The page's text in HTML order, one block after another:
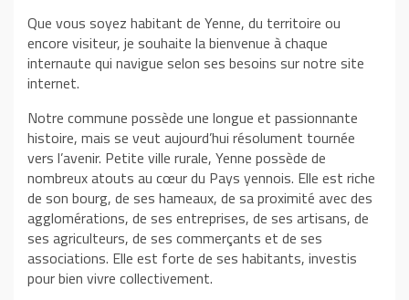
Que vous soyez habitant de Yenne, du territoire ou
encore visiteur, je souhaite la bienvenue à chaque
internaute qui navigue selon ses besoins sur notre site
internet.
Notre commune possède une longue et passionnante
histoire, mais se veut aujourd’hui résolument tournée
vers l’avenir. Petite ville rurale, Yenne possède de
nombreux atouts au cœur du Pays yennois. Elle est riche
de son bourg, de ses hameaux, de sa proximité avec des
agglomérations, de ses entreprises, de ses artisans, de
ses agriculteurs, de ses commerçants et de ses
associations. Elle est forte de ses habitants, investis
pour bien vivre collectivement.